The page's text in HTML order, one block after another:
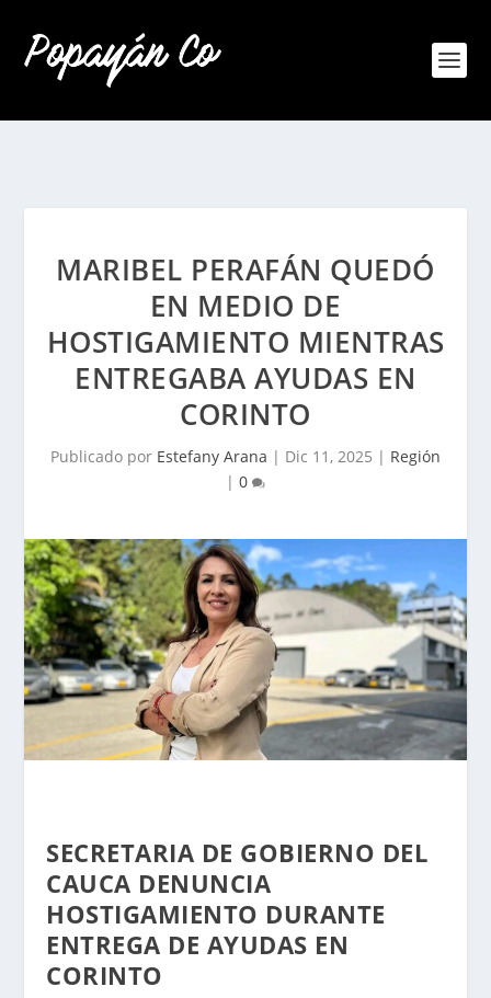
MARIBEL PERAFÁN QUEDÓ
EN MEDIO DE
HOSTIGAMIENTO MIENTRAS
ENTREGABA AYUDAS EN
CORINTO
Publicado por Estefany Arana | Dic 11, 2025 | Región
| 0
SECRETARIA DE GOBIERNO DEL
CAUCA DENUNCIA
HOSTIGAMIENTO DURANTE
ENTREGA DE AYUDAS EN
CORINTO